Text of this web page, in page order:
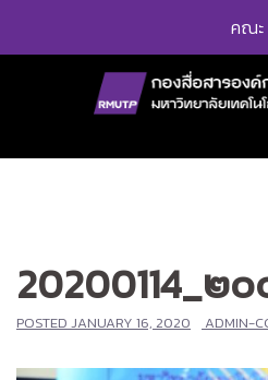
คณะ
20200114_๒
POSTED JANUARY 16, 2020 ADMIN-